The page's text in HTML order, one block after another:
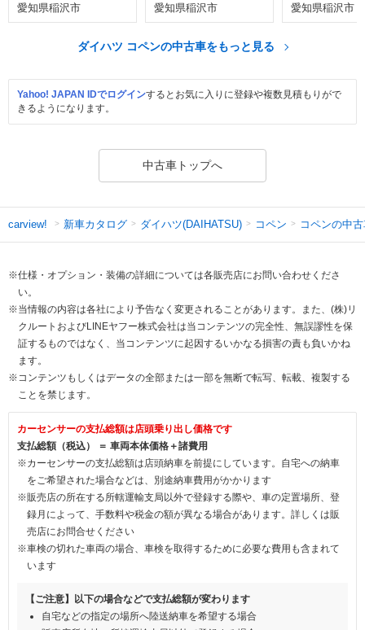
愛知県稲沢市 愛知県稲沢市 愛知県稲沢市
ダイハツ コペンの中古車をもっと見る
Yahoo! JAPAN IDでログインするとお気に入りに登録や複数見積もりがで
きるようになります。
中古車トップへ
carview! 新車カタログ ダイハツ(DAIHATSU) コペン コペンの中
※仕様・オプション・装備の詳細については各販売店にお問い合わせくださ
い。
※当情報の内容は各社により予告なく変更されることがあります。また、(株)リ
クルートおよびLINEヤフー株式会社は当コンテンツの完全性、無誤謬性を保
証するものではなく、当コンテンツに起因するいかなる損害の責も負いかね
ます。
※コンテンツもしくはデータの全部または一部を無断で転写、転載、複製する
ことを禁じます。
カーセンサーの支払総額は店頭乗り出し価格です
支払総額（税込） ＝ 車両本体価格＋諸費用
※カーセンサーの支払総額は店頭納車を前提にしています。自宅への納車
をご希望された場合などは、別途納車費用がかかります
※販売店の所在する所轄運輸支局以外で登録する際や、車の定置場所、登
録月によって、手数料や税金の額が異なる場合があります。詳しくは販
売店にお問合せください
※車検の切れた車両の場合、車検を取得するために必要な費用も含まれて
います
【ご注意】以下の場合などで支払総額が変わります
自宅などの指定の場所へ陸送納車を希望する場合